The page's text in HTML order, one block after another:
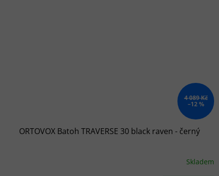
4 089 Kč
–12 %
ORTOVOX Batoh TRAVERSE 30 black raven - černý
Skladem